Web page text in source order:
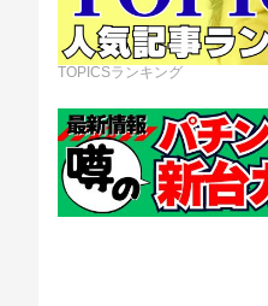
TOPICSランキング